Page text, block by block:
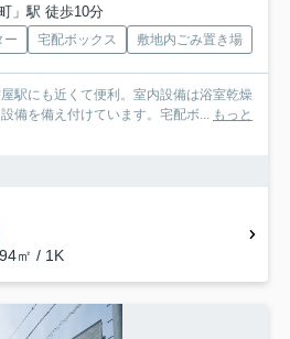
」駅 徒歩10分
ー 宅配ボックス 敷地内ごみ置き場
駅にも近くて便利。室内設備は浴室乾燥
備を備え付けています。宅配ボ... もっと
㎡ / 1K